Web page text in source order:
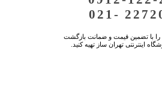
021-
را با تضمین قیمت و ضمانت بازگشت